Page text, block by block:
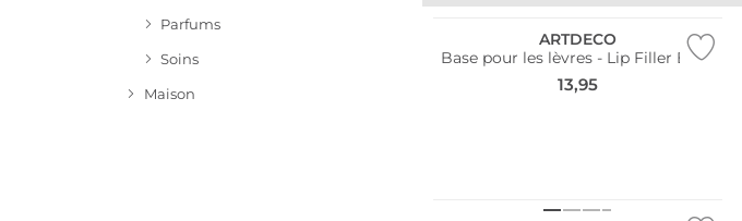
Parfums
Soins
Maison
BORNTO­STANDOUT
ARTDECO
Base pour les lèvres - Lip Filler Base
13,95